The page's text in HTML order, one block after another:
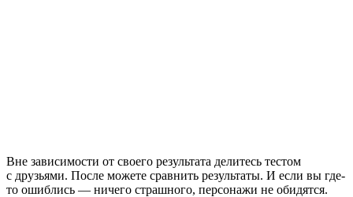
Вне зависимости от своего результата делитесь тестом
с друзьями. После можете сравнить результаты. И если вы где-
то ошиблись — ничего страшного, персонажи не обидятся.